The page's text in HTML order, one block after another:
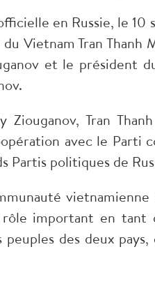
en Russie, le
Vietnam Tran
et le président
Ziouganov, Tran
avec le
Partis politiques de
important en tant
des deux